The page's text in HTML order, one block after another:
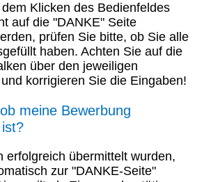
Klicken des Bedienfeldes
auf die "DANKE" Seite
prüfen Sie bitte, ob Sie alle
haben. Achten Sie auf die
über den jeweiligen
korrigieren Sie die Eingaben!
meine Bewerbung
erfolgreich übermittelt wurden,
zur "DANKE-Seite"